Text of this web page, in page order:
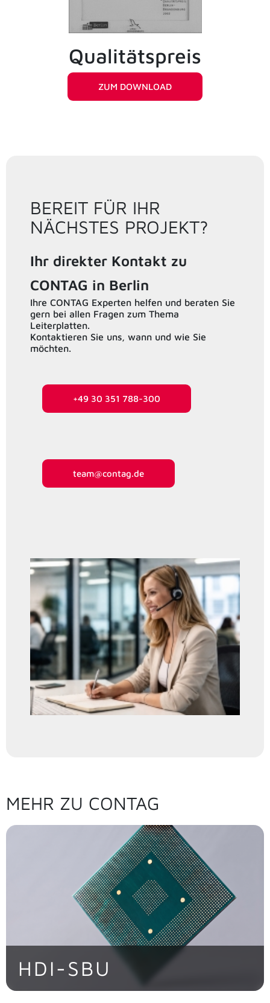
Qualitätspreis
ZUM DOWNLOAD
BEREIT FÜR IHR
NÄCHSTES PROJEKT?
Ihr direkter Kontakt zu
CONTAG in Berlin
Ihre CONTAG Experten helfen und beraten Sie
gern bei allen Fragen zum Thema
Leiterplatten.
Kontaktieren Sie uns, wann und wie Sie
möchten.
+49 30 351 788-300
team@contag.de
MEHR ZU CONTAG
HDI-SBU
Maximale Packungsdichte auf kleinstem